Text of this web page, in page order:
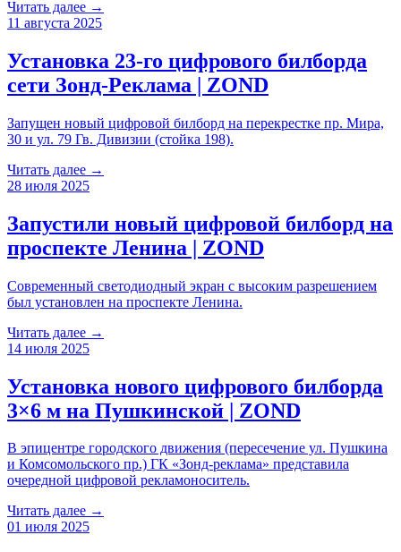
Читать далее →
11 августа 2025
Установка 23-го цифрового билборда
сети Зонд-Реклама | ZOND
Запущен новый цифровой билборд на перекрестке пр. Мира,
30 и ул. 79 Гв. Дивизии (стойка 198).
Читать далее →
28 июля 2025
Запустили новый цифровой билборд на
проспекте Ленина | ZOND
Современный светодиодный экран с высоким разрешением
был установлен на проспекте Ленина.
Читать далее →
14 июля 2025
Установка нового цифрового билборда
3×6 м на Пушкинской | ZOND
В эпицентре городского движения (пересечение ул. Пушкина
и Комсомольского пр.) ГК «Зонд-реклама» представила
очередной цифровой рекламоноситель.
Читать далее →
01 июля 2025